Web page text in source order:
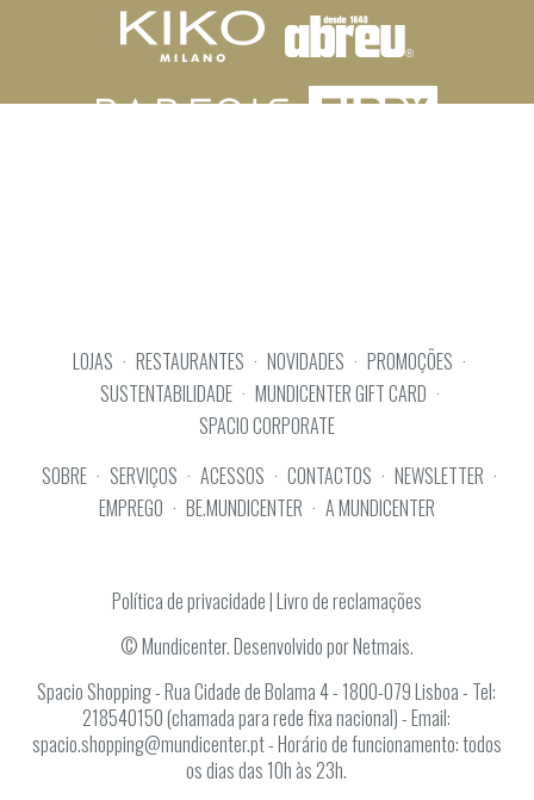
LOJAS · RESTAURANTES · NOVIDADES · PROMOÇÕES ·
SUSTENTABILIDADE · MUNDICENTER GIFT CARD ·
SPACIO CORPORATE
SOBRE · SERVIÇOS · ACESSOS · CONTACTOS · NEWSLETTER ·
EMPREGO · BE.MUNDICENTER · A MUNDICENTER
Política de privacidade|Livro de reclamações
© Mundicenter. Desenvolvido por Netmais.
Spacio Shopping - Rua Cidade de Bolama 4 - 1800-079 Lisboa - Tel:
218540150 (chamada para rede fixa nacional) - Email:
spacio.shopping@mundicenter.pt - Horário de funcionamento: todos
os dias das 10h às 23h.